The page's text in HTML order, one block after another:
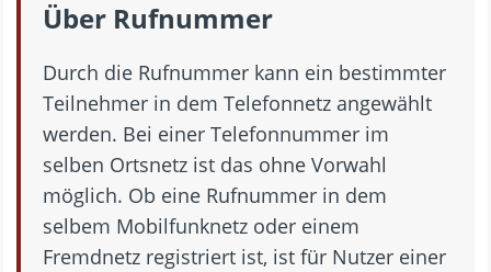
Über Rufnummer
Durch die Rufnummer kann ein bestimmter
Teilnehmer in dem Telefonnetz angewählt
werden. Bei einer Telefonnummer im
selben Ortsnetz ist das ohne Vorwahl
möglich. Ob eine Rufnummer in dem
selbem Mobilfunknetz oder einem
Fremdnetz registriert ist, ist für Nutzer einer